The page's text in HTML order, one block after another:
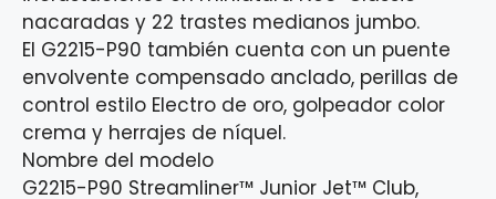
nacaradas y 22 trastes medianos jumbo.
El G2215-P90 también cuenta con un puente
envolvente compensado anclado, perillas de
control estilo Electro de oro, golpeador color
crema y herrajes de níquel.
Nombre del modelo
G2215-P90 Streamliner™ Junior Jet™ Club,